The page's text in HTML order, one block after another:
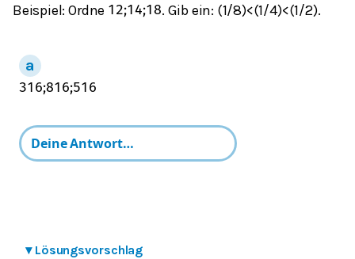
Beispiel: Ordne 1 2;1 4;1 8. Gib ein: (1/8)<(1/4)<(1/2).
316;816;516
▾ Lösungsvorschlag